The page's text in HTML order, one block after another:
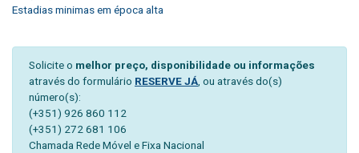
Estadias minimas em época alta
Solicite o melhor preço, disponibilidade ou informações
através do formulário RESERVE JÁ , ou através do(s)
número(s):
(+351) 926 860 112
(+351) 272 681 106
Chamada Rede Móvel e Fixa Nacional